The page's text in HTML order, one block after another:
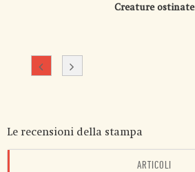
Creature ostinate
Le recensioni della stampa
ARTICOLI